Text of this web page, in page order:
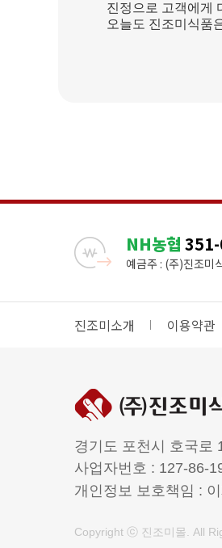
진정으로 고객에게
오늘도 진조미식품
NH농협
예금주 : (주)진조미
진조미소개 이용약관
경기도 포천시 호국로
사업자번호 : 127-86-
개인정보 보호책임 :
Copyright ⓒ 진조미몰. All